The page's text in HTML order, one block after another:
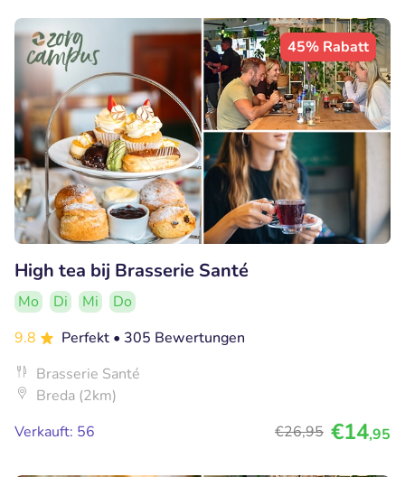
45% Rabatt
High tea bij Brasserie Santé
Mo Di Mi
Do
9.8
Perfekt • 305 Bewertungen
Brasserie Santé
Breda (2km)
Verkauft: 56
€26,95 €14,95